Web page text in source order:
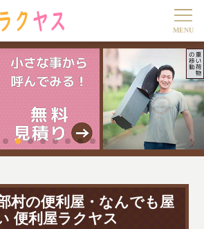
村の便利屋・なんでも屋
便利屋ラクヤス